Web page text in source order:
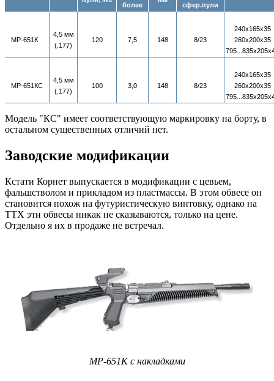
более
сфер.пули
МР-651К
4,5 мм
(.177)
120 7,5 148 8/23
240х165х35
260х200х35
МР-651КС
4,5 мм
(.177)
100 3,0 148 8/23
240х165х35
260х200х35
Модель "КС" имеет соответствующую маркировку на борту, в
остальном существенных отличий нет.
Заводские модификации
Кстати Корнет выпускается в модификации с цевьем,
фальшстволом и прикладом из пластмассы. В этом обвесе он
становится похож на футуристическую винтовку, однако на
ТТХ эти обвесы никак не сказываются, только на цене.
Отдельно я их в продаже не встречал.
МР-651К с накладками